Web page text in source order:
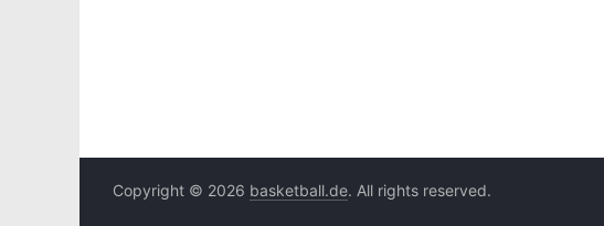
Copyright © 2026 basketball.de. All rights reserved.